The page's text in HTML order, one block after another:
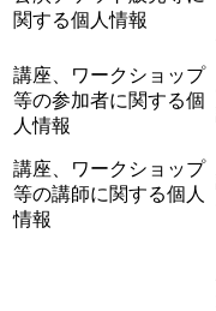
関する個人情報
講座、ワークショップ
等の参加者に関する個
人情報
講座、ワークショップ
等の講師に関する個人
情報